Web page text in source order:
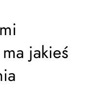
jakieś